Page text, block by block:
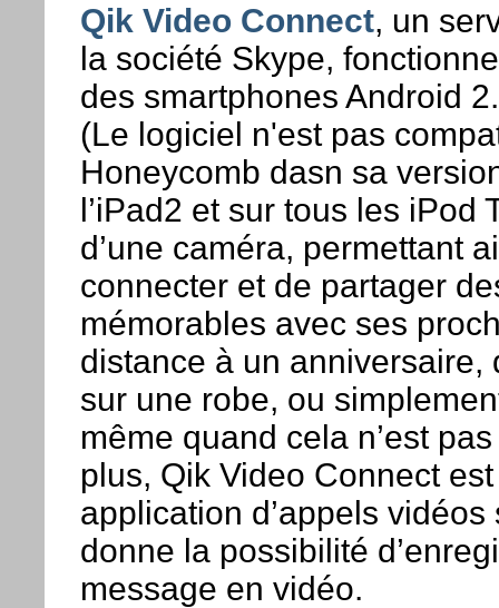
Qik Video Connect, un
la société Skype,
des smartphones Android
(Le logiciel n'est pas
Honeycomb dasn sa
l’iPad2 et sur tous les iPod
d’une caméra, permettant
connecter et de partager
mémorables avec ses
distance à un anniversaire,
sur une robe, ou
même quand cela n’est
plus, Qik Video Connect
application d’appels
donne la possibilité
message en vidéo.